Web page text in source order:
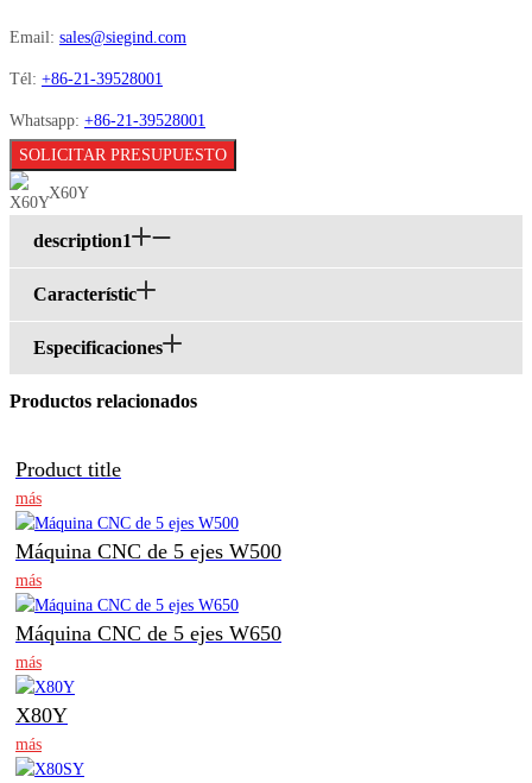
Email: sales@siegind.com
Tél: +86-21-39528001
Whatsapp: +86-21-39528001
SOLICITAR PRESUPUESTO
X60Y
description1
Característic
Especificaciones
Productos relacionados
Product title
más
Máquina CNC de 5 ejes W500
más
Máquina CNC de 5 ejes W650
más
X80Y
más